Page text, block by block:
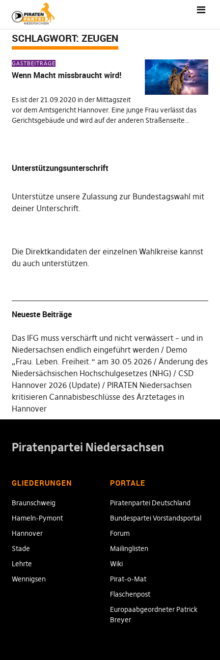
SCHLAGWORT: ZEUGEN
GASTBEITRÄGE
Wenn Macht missbraucht wird!
Es ist der 21.09.2020 in der Mittagszeit
vor dem Amtsgericht Hannover. Eine junge Frau verlässt das
Gerichtsgebäude und wird auf der anderen Straßenseite…
Unterstützungsunterschrift
Unterstütze unsere Zulassung zur Bundestagswahl mit
deiner Unterschrift.
Die Direktkandidaten der einzelnen Wahlkreise kannst
du auch unterstützen.
Neueste Beiträge
Das IFG muss verschärft und nicht verwässert – und in
Niedersachsen endlich eingeführt werden
Demo
„Frau. Leben. Freiheit.“ am 30.05.2026
Änderung des
Niedersächsischen Hochschulgesetzes (NHG)
CSD
Hannover 2026 (Update)
PIRATEN Niedersachsen
kritisieren Cannabisbeschlüsse des Ärztetages in
Hannover
Piratenpartei Niedersachsen
GLIEDERUNGEN
Braunschweig
Hameln-Pymont
Hannover
Stade
Lehrte
Wennigsen
PORTALE
Piratenpartei Deutschland
Bundespartei Vorstandsportal
Forum
Mailinglisten
Wiki
Pirat-o-Mat
Flaschenpost
Europaabgeordneter Patrick
Breyer